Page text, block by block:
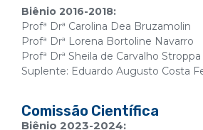
Biênio 2016-2018:
Profª Drª Carolina Dea Bruzamolin
Profª Drª Lorena Bortoline Navarro
Profª Drª Sheila de Carvalho Stroppa
Suplente: Eduardo Augusto Costa
Comissão Científica
Biênio 2023-2024: